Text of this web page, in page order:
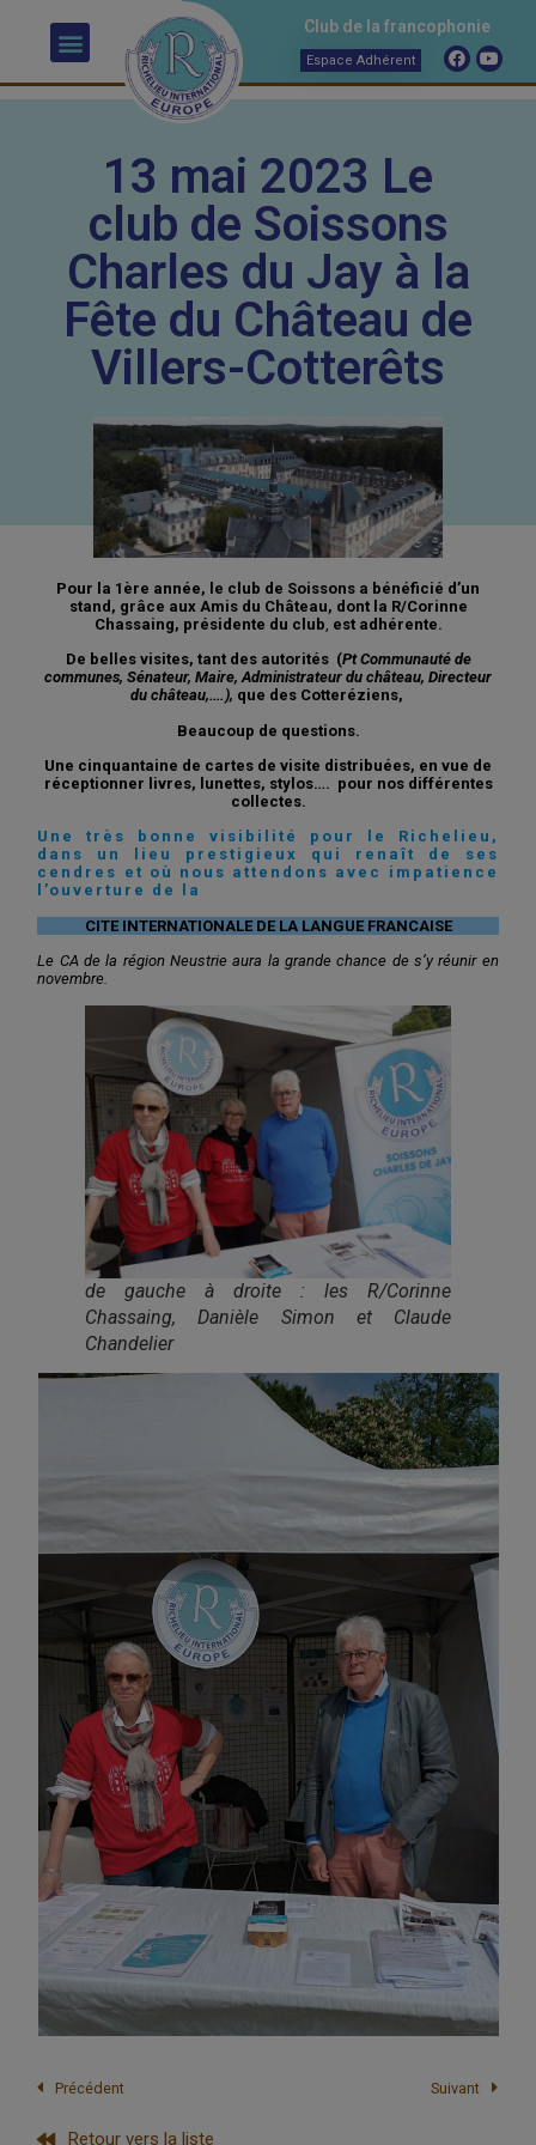
Club de la francophonie
Espace Adhérent
13 mai 2023 Le
club de Soissons
Charles du Jay à la
Fête du Château de
Villers-Cotterêts
Pour la 1ère année, le club de Soissons a bénéficié d’un
stand, grâce aux Amis du Château, dont la R/Corinne
Chassaing, présidente du club est adhérente.
De belles visites, tant des autorités (Pt Communauté de
communes, Sénateur, Maire, Administrateur du château, Directeur
du château,….), que des Cotteréziens,
Beaucoup de questions.
Une cinquantaine de cartes de visite distribuées, en vue de
réceptionner livres, lunettes, stylos…. pour nos différentes
collectes.
Une très bonne visibilité pour le Richelieu,
dans un lieu prestigieux qui renaît de ses
cendres et où nous attendons avec impatience
l’ouverture de la
CITE INTERNATIONALE DE LA LANGUE FRANCAISE
Le CA de la région Neustrie aura la grande chance de s’y réunir en
novembre.
de gauche à droite : les R/Corinne
Chassaing, Danièle Simon et Claude
Chandelier
Précédent Suivant
Retour vers la liste